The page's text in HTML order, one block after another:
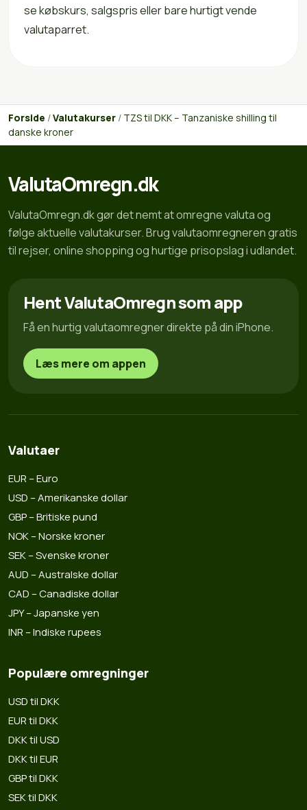
se købskurs, salgspris eller bare hurtigt vende
valutaparret.
Forside /Valutakurser / TZS til DKK – Tanzaniske shilling til
danske kroner
ValutaOmregn.dk
ValutaOmregn.dk gør det nemt at omregne valuta og
følge aktuelle valutakurser. Brug valutaomregneren gratis
til rejser, online shopping og hurtige prisopslag i udlandet.
Hent ValutaOmregn som app
Få en hurtig valutaomregner direkte på din iPhone.
Læs mere om appen
Valutaer
EUR – Euro
USD – Amerikanske dollar
GBP – Britiske pund
NOK – Norske kroner
SEK – Svenske kroner
AUD – Australske dollar
CAD – Canadiske dollar
JPY – Japanske yen
INR – Indiske rupees
Populære omregninger
USD til DKK
EUR til DKK
DKK til USD
DKK til EUR
GBP til DKK
SEK til DKK